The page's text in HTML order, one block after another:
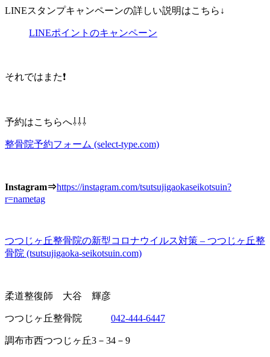
LINEスタンプキャンペーンの詳しい説明はこちら↓
LINEポイントのキャンペーン
それではまた❗️
予約はこちらへ⇩⇩⇩
整骨院予約フォーム (select-type.com)
Instagram⇒https://instagram.com/tsutsujigaokaseikotsuin?
r=nametag
つつじヶ丘整骨院の新型コロナウイルス対策 – つつじヶ丘整
骨院 (tsutsujigaoka-seikotsuin.com)
柔道整復師 大谷 輝彦
つつじヶ丘整骨院 042-444-6447
調布市西つつじヶ丘3－34－9